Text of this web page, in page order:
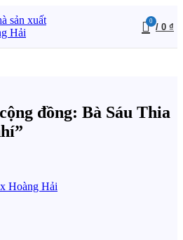
0
/ 0 ₫
đồng: Bà Sáu Thia
Hoàng Hải